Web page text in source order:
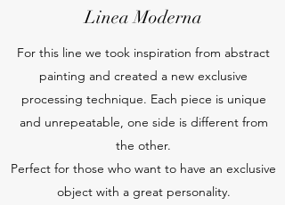
Linea Moderna
For this line we took inspiration from abstract
painting and created a new exclusive
processing technique. Each piece is unique
and unrepeatable, one side is different from
the other.
Perfect for those who want to have an exclusive
object with a great personality.